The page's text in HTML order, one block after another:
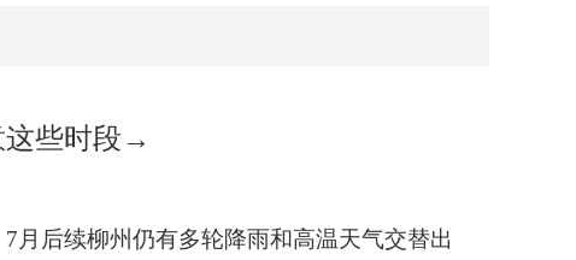
这些时段→
月后续柳州仍有多轮降雨和高温天气交替出